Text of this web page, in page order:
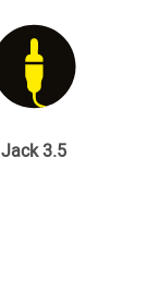
Jack 3.5